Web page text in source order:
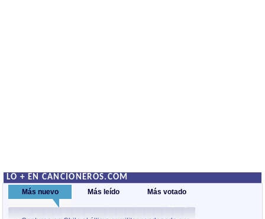
LO + EN CANCIONEROS.COM
Más nuevo Más leído Más votado